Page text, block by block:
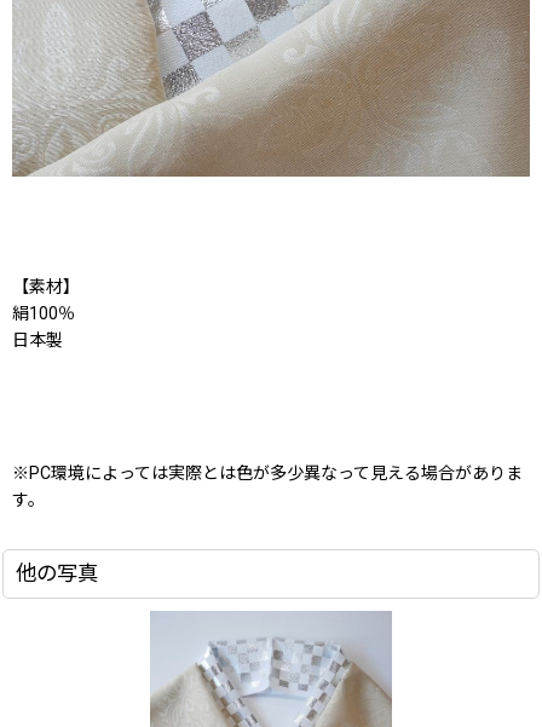
【素材】
絹100％
日本製
※PC環境によっては実際とは色が多少異なって見える場合がありま
す。
他の写真